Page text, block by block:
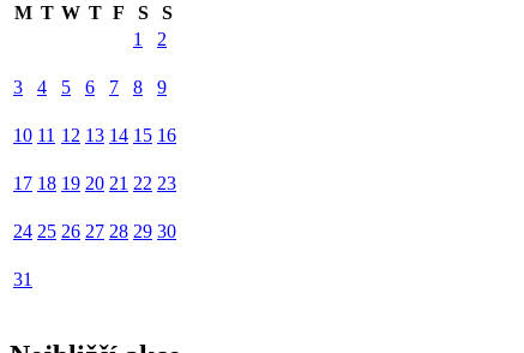
M T W T F S
S
1
2
3 4 5 6 7 8 9
10 11 12 13 14 15 16
17 18 19 20 21 22 23
24 25 26 27 28 29 30
31